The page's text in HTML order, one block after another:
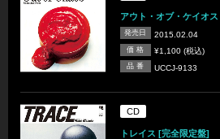
アウト・オブ・ケイオ
発売日 2015.02.04
価 格 ¥1,100 (税込)
品 番 UCCJ-9133
CD
トレイス [完全限定盤]